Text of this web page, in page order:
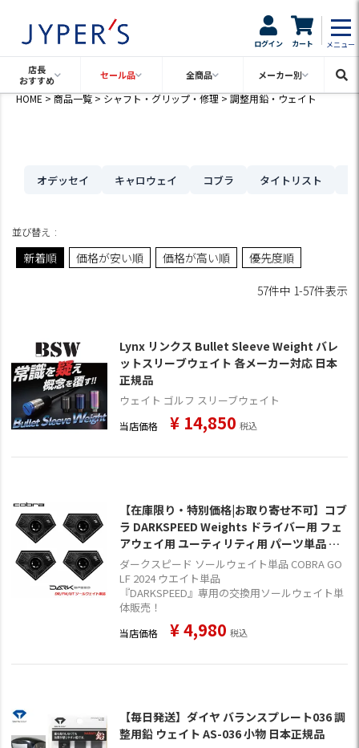
ログイン カート メニュー
店長
おすすめ
セール品 全商品 メーカー別
HOME 商品一覧 シャフト・グリップ・修理 調整用鉛・ウェイト
オデッセイ キャロウェイ コブラ タイトリスト
並び替え
新着順 価格が安い順 価格が高い順 優先度順
57件中 1-57件表示
Lynx リンクス Bullet Sleeve Weight バレ
ットスリーブウェイト 各メーカー対応 日本
正規品
ウェイト ゴルフ スリーブウェイト
当店価格 ¥ 14,850 税込
【在庫限り・特別価格|お取り寄せ不可】コブ
ラ DARKSPEED Weights ドライバー用 フェ
アウェイ用 ユーティリティ用 パーツ単品 US
A直輸入品 COBRA GOLF【ウエイト単品】
ダークスピード ソールウェイト単品 COBRA GO
LF 2024 ウエイト単品
『DARKSPEED』専用の交換用ソールウェイト単
体販売！
当店価格 ¥4,980 税込
【毎日発送】ダイヤ バランスプレート036 調
整用鉛 ウェイト AS-036 小物 日本正規品